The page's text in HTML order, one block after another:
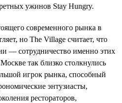
ужинов Stay Hungry.
современного рынка в
но The Village считает, что
— сотрудничество именно этих
так близко столкнулись
игрок рынка, способный
энтузиасты,
рестораторов,